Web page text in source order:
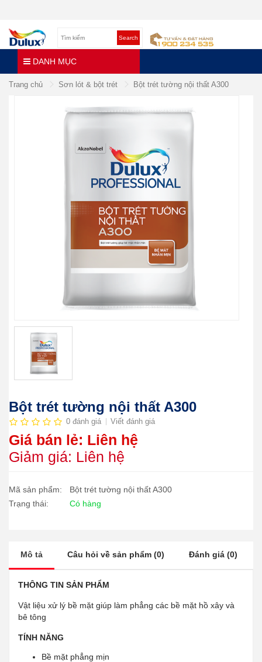
Search
DANH MỤC
Trang chủ Sơn lót & bột trét Bột trét tường nội thất A300
Bột trét tường nội thất A300
0 đánh giá Viết đánh giá
Giá bán lẻ: Liên hệ
Giảm giá: Liên hệ
Mã sản phẩm:
Bột trét tường nội thất A300
Trạng thái:
Có hàng
Mô tả Câu hỏi về sản phẩm (0) Đánh giá (0)
THÔNG TIN SẢN PHẨM
Vật liệu xử lý bề mặt giúp làm phẳng các bề mặt hồ xây và
bê tông
TÍNH NĂNG
Bề mặt phẳng mịn